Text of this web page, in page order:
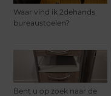
Waar vind ik 2dehands
bureaustoelen?
Bent u op zoek naar de